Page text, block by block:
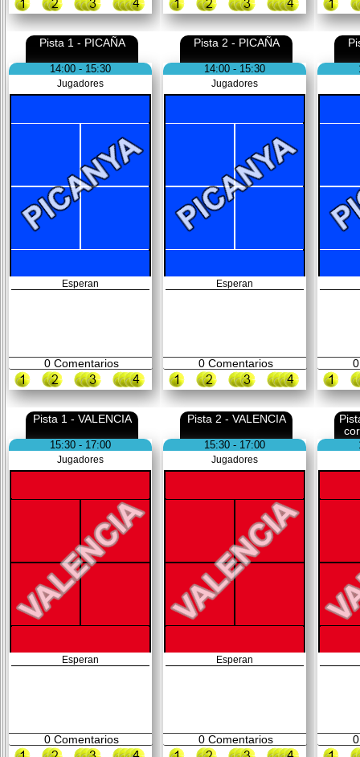
Pista 1 - PICAÑA
14:00 - 15:30
Jugadores
Esperan
0Comentarios
Pista 2 - PICAÑA
14:00 - 15:30
Jugadores
Esperan
0Comentarios 0
Pista 1 - VALENCIA
15:30 - 17:00
Jugadores
Esperan
0Comentarios
Pista 2 - VALENCIA
15:30 - 17:00
Jugadores
Esperan
0Comentarios 0